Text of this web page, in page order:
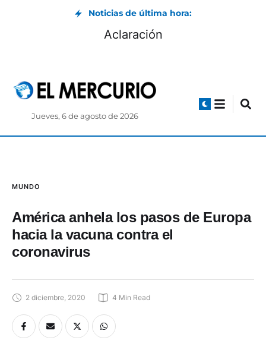
Noticias de última hora:
Jueves, 6 de agosto de 2026
MUNDO
América anhela los pasos de Europa
hacia la vacuna contra el
coronavirus
2 diciembre, 2020 4 Min Read